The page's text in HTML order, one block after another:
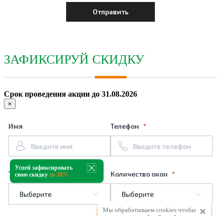
ЗАФИКСИРУЙ СКИДКУ
Срок проведения акции до 31.08.2026
×
Имя Телефон
Тип профиля Количество окон
Успей зафиксировать
свою скидку до 20%
Мы обрабатываем cookies чтобы